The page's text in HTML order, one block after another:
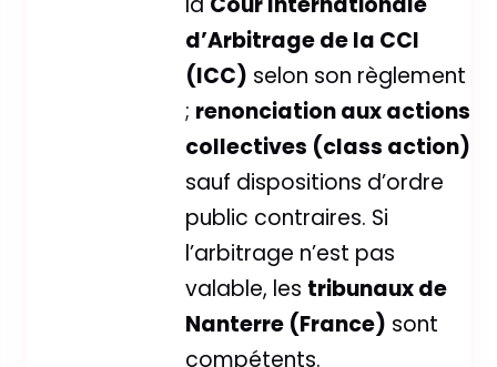
d’Arbitrage de la CCI
(ICC) selon son règlement
; renonciation aux actions
collectives (class action)
sauf dispositions d’ordre
public contraires. Si
l’arbitrage n’est pas
valable, les tribunaux de
Nanterre (France) sont
compétents.